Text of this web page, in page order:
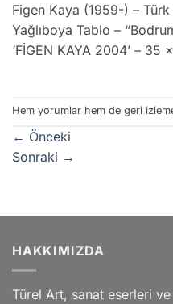
Figen Kaya (1959-) – Türk
Yağlıboya Tablo –
‘FİGEN KAYA 2004’ – 35
Hem yorumlar hem de geri
← Önceki
Sonraki →
HAKKIMIZDA
Türel Art, sanat eserleri